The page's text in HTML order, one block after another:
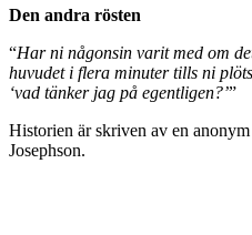
Den andra rösten
“Har ni någonsin varit med om
huvudet i flera minuter tills ni
‘vad tänker jag på egentligen?’”
Historien är skriven av en
Josephson.